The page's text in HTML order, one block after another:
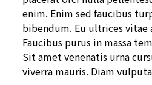
enim. Enim sed faucibus
bibendum. Eu ultrices vitae
Faucibus purus in massa
Sit amet venenatis urna
viverra mauris. Diam